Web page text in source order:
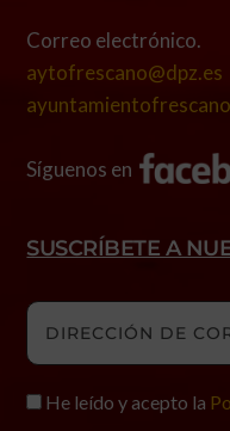
Correo electrónico.
aytofrescano@dpz.es
Síguenos en
SUSCRÍBETE A
He leído y acepto la